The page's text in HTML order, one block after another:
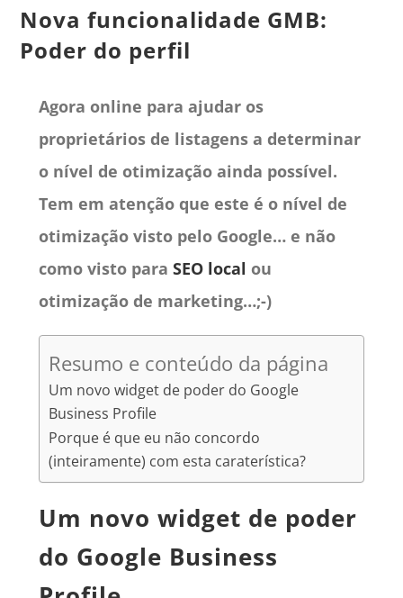
Nova funcionalidade GMB:
Poder do perfil
Agora online para ajudar os
proprietários de listagens a determinar
o nível de otimização ainda possível.
Tem em atenção que este é o nível de
otimização visto pelo Google… e não
como visto para SEO local ou
otimização de marketing…;-)
Resumo e conteúdo da página
Um novo widget de poder do Google
Business Profile
Porque é que eu não concordo
(inteiramente) com esta caraterística?
Um novo widget de poder
do Google Business